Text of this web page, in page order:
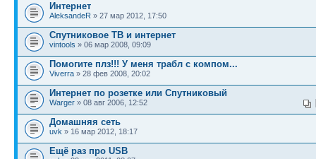
Интернет
AleksandeR » 27 мар 2012, 17:50
Спутниковое ТВ и интернет
vintools » 06 мар 2008, 09:09
Помогите плз!!! У меня трабл с компом...
Viverra » 28 фев 2008, 20:02
Интернет по розетке или Спутниковый
Warger » 08 авг 2006, 12:52
Домашняя сеть
uvk » 16 мар 2012, 18:17
Ещё раз про USB